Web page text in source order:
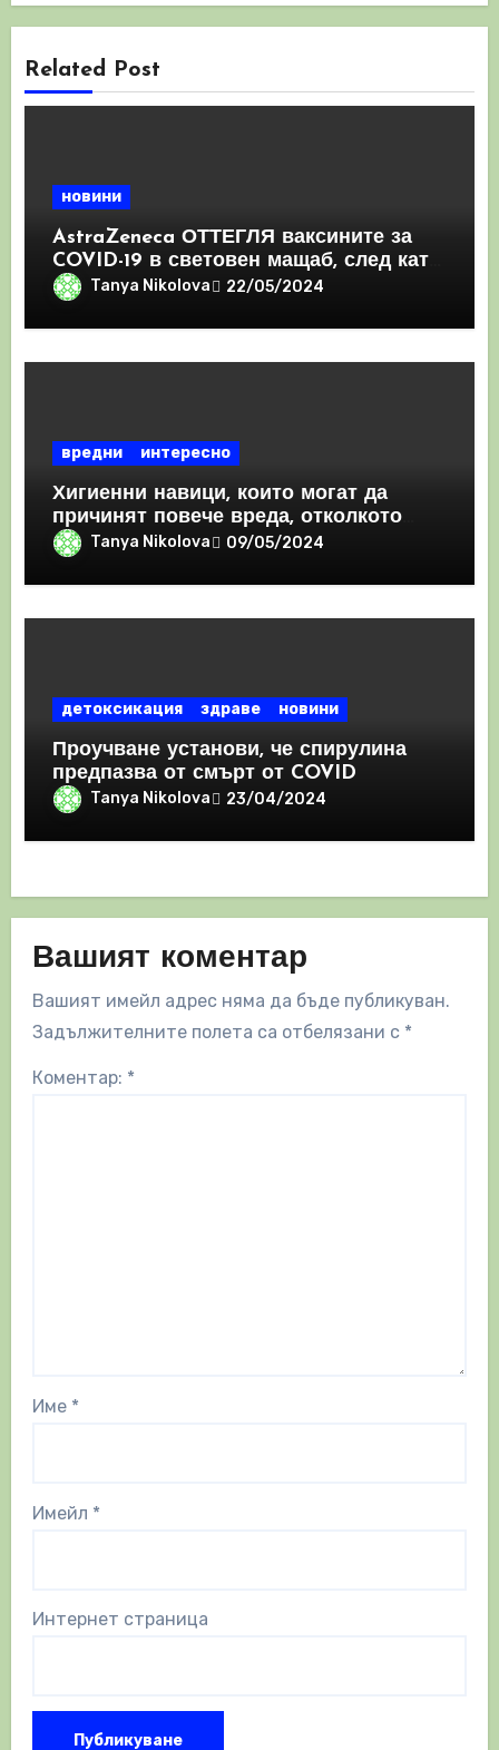
Related Post
новини
AstraZeneca ОТТЕГЛЯ ваксините за
COVID-19 в световен мащаб, след като
призна, че те причиняват КРЪВНИ
Tanya Nikolova 22/05/2024
вредни интересно
Хигиенни навици, които могат да
причинят повече вреда, отколкото
ползаTanya Nikolova 09/05/2024
детоксикация здраве новини
Проучване установи, че спирулина
предпазва от смърт от COVID
Tanya Nikolova 23/04/2024
Вашият коментар
Вашият имейл адрес няма да бъде публикуван.
Задължителните полета са отбелязани с *
Коментар: *
Име *
Имейл *
Интернет страница